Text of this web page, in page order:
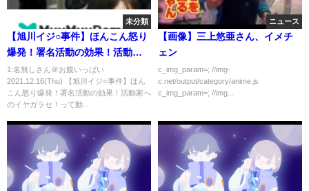
未分類
【旭川イジ○事件】ほんこん怒り
爆発！署名活動の効果！活動家
へのイヤガラセ！
1:名無しさん＠お腹いっぱい
2021.12.16(Thu) 【旭川イジ○事件】ほん
こん怒り爆発！署名活動の効果！活動家へ
のイヤガラセ！って動...
ニュース
【画像】三上悠亜さん、イメチ
ェン
c_img_param=; //img-
c.net/output/category/anime.js
c_img_param=; //img...